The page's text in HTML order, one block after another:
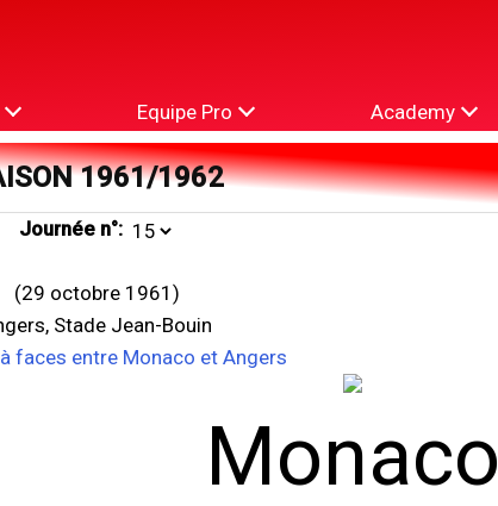
Equipe Pro Academy
1961/1962
Journée n°:
(29 octobre 1961)
Stade Jean-Bouin
faces entre Monaco et Angers
Monaco